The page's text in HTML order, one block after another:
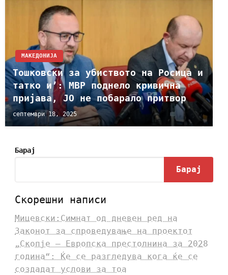
МАКЕДОНИЈА
Тошковски за убиството на Росица и
татко и’: МВР поднело кривична
пријава, ЈО не побарало притвор
септември 18, 2025
Барај
Барај
Скорешни написи
Мицевски:Симнат од дневен ред на
Законот за спроведување на проектот
„Скопје – Европска престолнина за 2028
година“: Ќе се разгледува кога ќе се
создадат услови за тоа